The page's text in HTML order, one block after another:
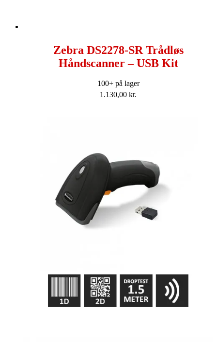
Zebra DS2278-SR Trådløs
Håndscanner – USB Kit
100+ på lager
1.130,00 kr.